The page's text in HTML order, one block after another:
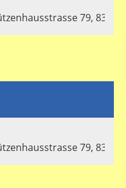
79, 8304
79, 8304